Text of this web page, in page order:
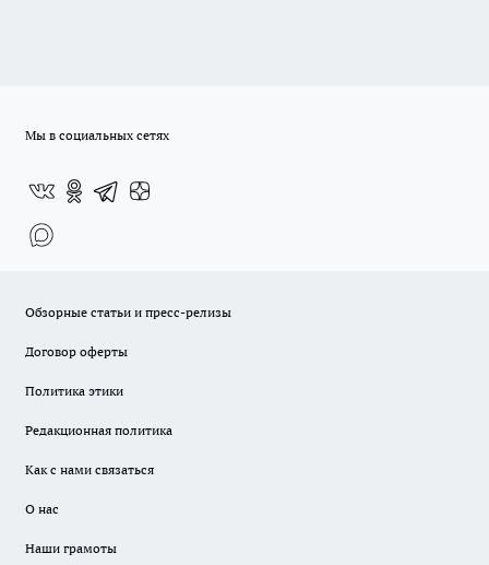
Мы в социальных сетях
Обзорные статьи и пресс-релизы
Договор оферты
Политика этики
Редакционная политика
Как с нами связаться
О нас
Наши грамоты